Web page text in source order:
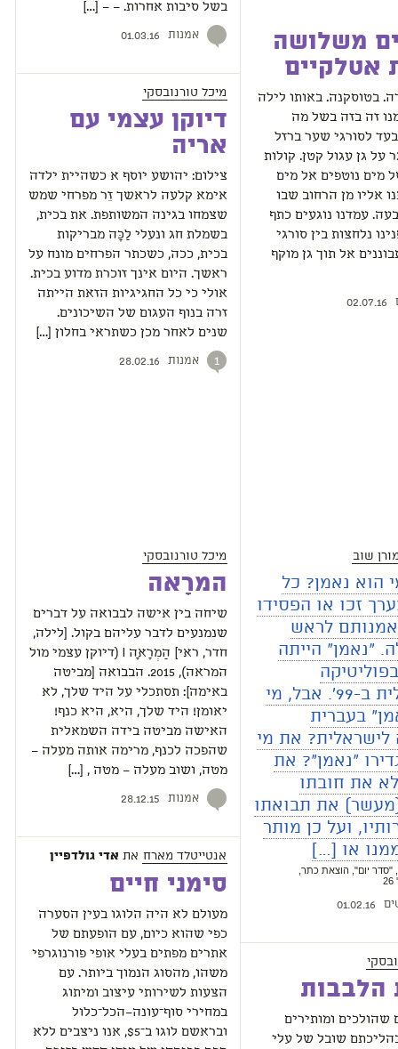
משלושה
אטלקיים
בטוסקנה. באותו לילה
זה בזה בשל מה
לסורגי שער ברזל
על גן עגול קטן. קולות
מים נוטפים אל מים
אליו מן הרחוב שבו
עמדנו נוגעים כתף
נלחצות בין סורגי
אל תוך גן מוקף
02.07.16
בשל סיבות אחרות. – – […]
אמנות 01.03.16
מיכל טורנובסקי
דיוקן עצמי עם
אריה
צילום: יהושע יוסף א כשהיית ילדה
אימא קלעה לראשך זֵר מפרחי שמש
שצמחו בגינה המשותפת. את בכית,
בשמלת חג ונעלי לַכָּה מבריקות
בכית, ככה, כשכתר הפרחים מונח על
ראשך. היום אינך זוכרת מדוע בכית.
אולי כי כל החגיגיות הזאת הייתה
זרה בנוף העגום של השיכונים.
שנים לאחר מכן כשתראי בחלון […]
1 אמנות 28.02.16
שוב
הוא נאמן? כל
זכו או הפסידו
לראש
"נאמן" הייתה
הישראלית ב-99'. אבל, מי
בעברית
את מי
"נאמן"? את
את חובתו
את תבואתו
ועל כן מותר
או […]
יום", הוצאת כתר,
01.02.16
הלבבות
שהולכים ומותירים
שובל של עלי
מיכל טורנובסקי
המרָאה
שיחה בין אישה לבבואה על דברים
שנמנעים לדבר עליהם בקול. [לילה,
חדר, ראי] הַמְרָאָה I (דיוקן עצמי מול
המראה), 2015. הבבואה [מביטה
באימה]: תסתכלי על היד שלך, לא
יאומן! היד שלך, היא, היא כנף!
האישה מביטה בידה השמאלית
שהפכה לכנף, מרימה אותה מעלה –
מטה, ושוב מעלה – מטה , […]
אמנות 28.12.15
אנטייטלד מארח את אדי גולדפיין
סימני חיים
מעולם לא היה הלוגו בעין הסערה
כפי שהוא כיום, עם הופעתם של
אתרים מפתים בעלי אופי פורנוגרפי
משהו, מהסוג הנמוך ביותר. עם
הצעות לשירותי עיצוב ומיתוג
במחירי סוף־עונה–הכל־כלול
ובראשם לוגו ב־$5, אנו ניצבים ללא